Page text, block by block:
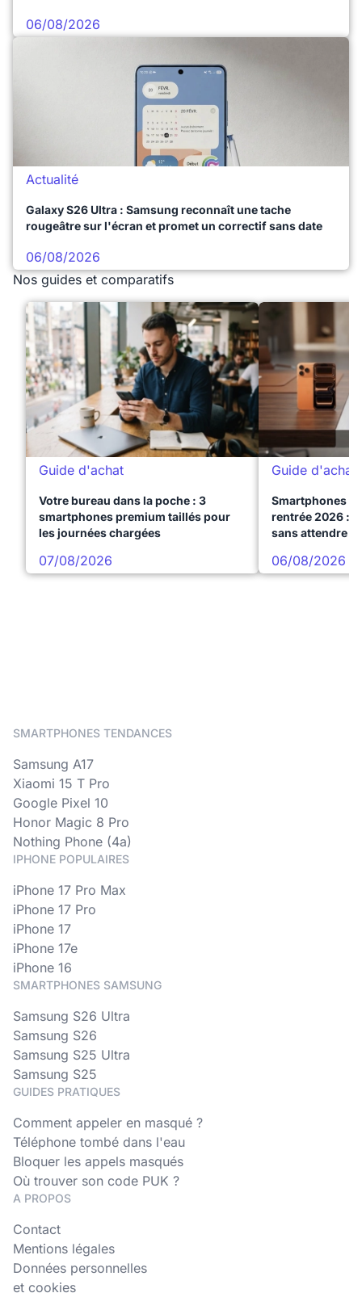
06/08/2026
Actualité
Galaxy S26 Ultra : Samsung reconnaît une tache
rougeâtre sur l'écran et promet un correctif sans date
06/08/2026
Nos guides et comparatifs
Guide d'achat
Votre bureau dans la poche : 3
smartphones premium taillés pour
les journées chargées
07/08/2026
Guide d'achat
Smartphones
rentrée 2026 :
sans attendre
06/08/2026
SMARTPHONES TENDANCES
Samsung A17
Xiaomi 15 T Pro
Google Pixel 10
Honor Magic 8 Pro
Nothing Phone (4a)
IPHONE POPULAIRES
iPhone 17 Pro Max
iPhone 17 Pro
iPhone 17
iPhone 17e
iPhone 16
SMARTPHONES SAMSUNG
Samsung S26 Ultra
Samsung S26
Samsung S25 Ultra
Samsung S25
GUIDES PRATIQUES
Comment appeler en masqué ?
Téléphone tombé dans l'eau
Bloquer les appels masqués
Où trouver son code PUK ?
A PROPOS
Contact
Mentions légales
Données personnelles
et cookies